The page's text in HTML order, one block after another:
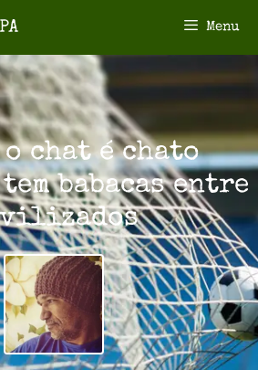
Menu
o chat é chato
babacas entre